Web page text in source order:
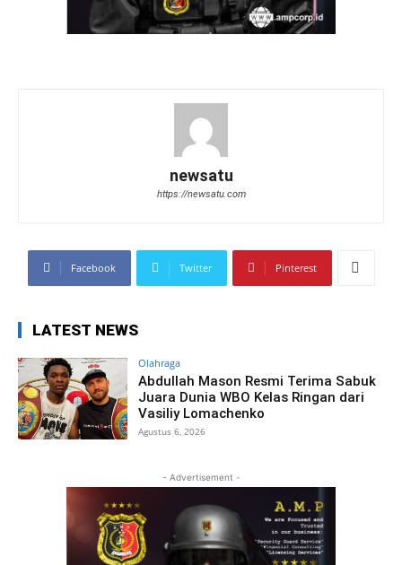
newsatu
https://newsatu.com
Facebook Twitter Pinterest
LATEST NEWS
Olahraga
Abdullah Mason Resmi Terima Sabuk
Juara Dunia WBO Kelas Ringan dari
Vasiliy Lomachenko
Agustus 6, 2026
- Advertisement -